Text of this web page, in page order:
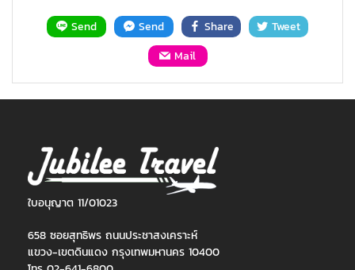
Send Send Share
Tweet
Mail
ใบอนุญาต 11/01023
658 ซอยสุทธิพร ถนนประชาสงเคราะห์
แขวง-เขตดินแดง กรุงเทพมหานคร 10400